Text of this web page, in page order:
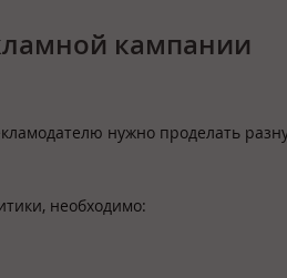
кампании
нужно проделать
необходимо: